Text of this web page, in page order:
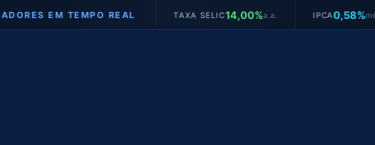
EM TEMPO REAL TAXA SELIC14,00%a.a. IPCA 0,58%mês